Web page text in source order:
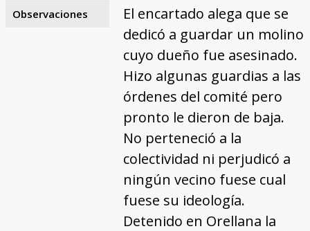
Observaciones
El encartado alega que se
dedicó a guardar un molino
cuyo dueño fue asesinado.
Hizo algunas guardias a las
órdenes del comité pero
pronto le dieron de baja.
No perteneció a la
colectividad ni perjudicó a
ningún vecino fuese cual
fuese su ideología.
Detenido en Orellana la